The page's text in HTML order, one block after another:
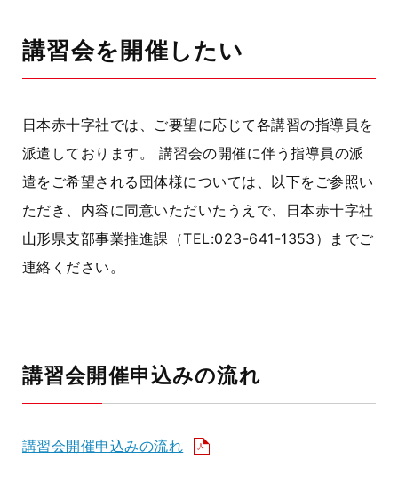
講習会を開催したい
日本赤十字社では、ご要望に応じて各講習の指導員を
派遣しております。 講習会の開催に伴う指導員の派
遣をご希望される団体様については、以下をご参照い
ただき、内容に同意いただいたうえで、日本赤十字社
山形県支部事業推進課（TEL:023-641-1353）までご
連絡ください。
講習会開催申込みの流れ
講習会開催申込みの流れ